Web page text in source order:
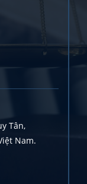
Tân,
Nam.